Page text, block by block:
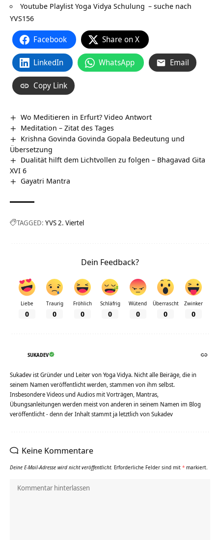
Youtube Playlist Yoga Vidya Schulung – suche nach
YVS156
Facebook Share on X
LinkedIn WhatsApp Email
Copy Link
Wo Meditieren in Erfurt? Video Antwort
Meditation – Zitat des Tages
Krishna Govinda Govinda Gopala Bedeutung und
Übersetzung
Dualität hilft dem Lichtvollen zu folgen – Bhagavad Gita
XVI 6
Gayatri Mantra
TAGGED: YVS 2. Viertel
Dein Feedback?
Liebe
0
Traurig
0
Fröhlich
0
Schläfrig
0
Wütend
0
Überrascht
0
Zwinker
0
SUKADEV
Sukadev ist Gründer und Leiter von Yoga Vidya. Nicht alle Beiräge, die in
seinem Namen veröffentlicht werden, stammen von ihm selbst.
Insbesondere Videos und Audios mit Vorträgen, Mantras,
Übungsanleitungen werden meist von anderen in seinem Namen im Blog
veröffentlicht - denn der Inhalt stammt ja letztlich von Sukadev
Keine Kommentare
Deine E-Mail-Adresse wird nicht veröffentlicht. Erforderliche Felder sind mit * markiert.